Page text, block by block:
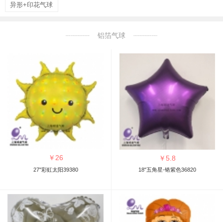
异形+印花气球
铝箔气球
￥ 26
27"彩虹太阳39380
￥ 5.8
18"五角星-铬紫色36820